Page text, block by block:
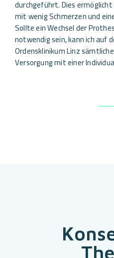
durchgeführt. Dies
mit wenig Schmerzen und
Sollte ein Wechsel der
notwendig sein, kann ich auf
Ordensklinikum Linz
Versorgung mit einer